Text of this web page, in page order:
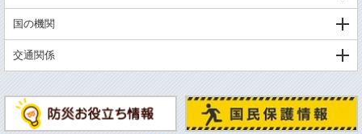
国の機関
交通関係